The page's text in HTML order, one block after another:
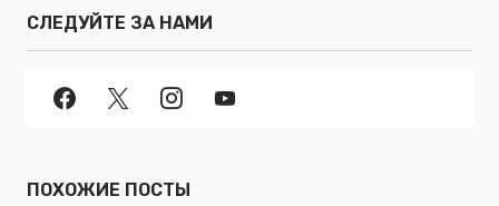
СЛЕДУЙТЕ ЗА НАМИ
ПОХОЖИЕ ПОСТЫ